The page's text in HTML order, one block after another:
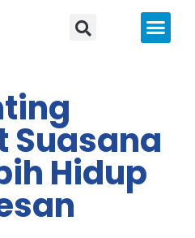
Suasana
Hidup